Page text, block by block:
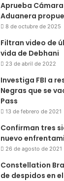
Aprueba
Aduanera
8 de octubre de 2025
Filtran video de
vida de Debhani
23 de abril de 2022
Investiga FBI a
Negras que se
Pass
13 de febrero de 2021
Confirman tres
nuevo
26 de agosto de 2021
Constellation
de despidos en